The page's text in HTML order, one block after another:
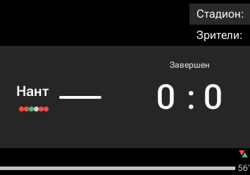
Стадион:
Зрители:
Нант
Завершен
0 : 0
56‎’‎